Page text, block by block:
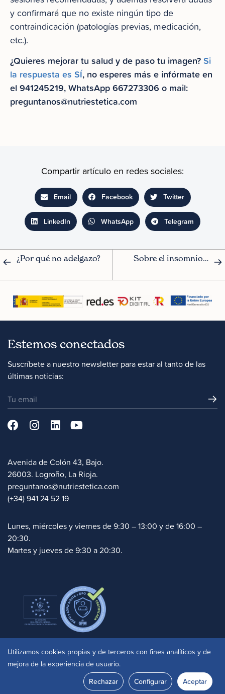
Utilizamos cookies propias y de terceros con fines analíticos y de
mejora de la experiencia de usuario.
Configurar
Rechazar Aceptar
y confirmará que no existe ningún tipo de
contraindicación (patologías previas, medicación,
etc.).
¿Quieres mejorar tu salud y de paso tu imagen? Si
la respuesta es SÍ, no esperes más e infórmate en
el 941245219, WhatsApp 667273306 o mail:
preguntanos@nutriestetica.com
Compartir artículo en redes sociales:
Email Facebook Twitter
LinkedIn WhatsApp Telegram
¿Por qué no adelgazo? Sobre el insomnio…
Estemos conectados
Suscríbete a nuestro newsletter para estar al tanto de las
últimas noticias:
Avenida de Colón 43, Bajo.
26003. Logroño, La Rioja.
preguntanos@nutriestetica.com
(+34) 941 24 52 19
Lunes, miércoles y viernes de 9:30 – 13:00 y de 16:00 –
20:30.
Martes y jueves de 9:30 a 20:30.
Politica de cookies |Aviso legal |Privacidad |
Accesibilidad
© 2025 Clinica Nutriestetica. Site bydoko.studio